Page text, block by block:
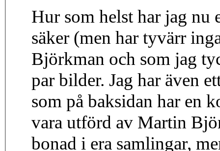
Hur som helst har jag nu
säker (men har tyvärr
Björkman och som jag
par bilder. Jag har även
som på baksidan har en
vara utförd av Martin
bonad i era samlingar,